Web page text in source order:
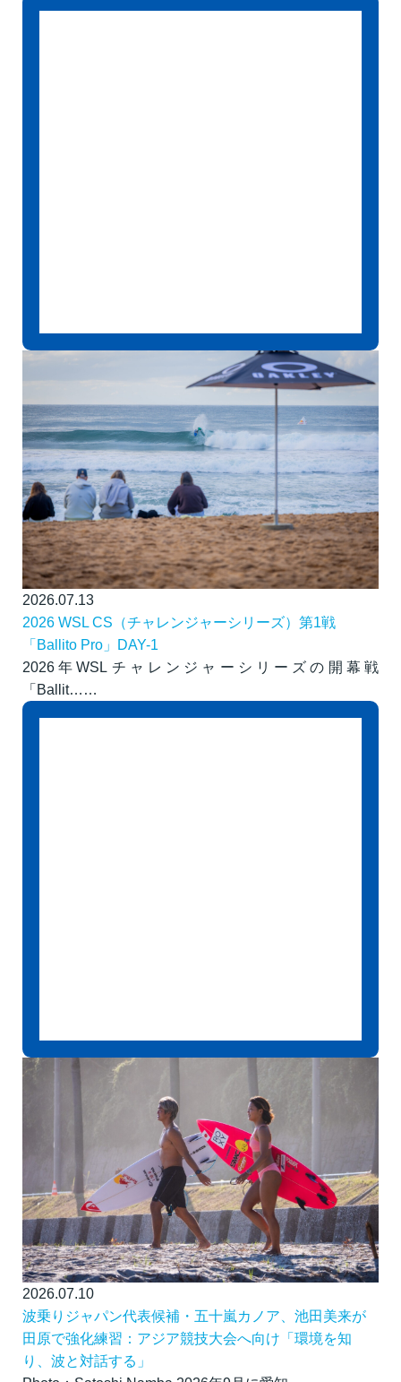
2026.07.13
2026 WSL CS（チャレンジャーシリーズ）第1戦
「Ballito Pro」DAY-1
2026年WSLチャレンジャーシリーズの開幕戦
「Ballit……
2026.07.10
波乗りジャパン代表候補・五十嵐カノア、池田美来が
田原で強化練習：アジア競技大会へ向け「環境を知
り、波と対話する」